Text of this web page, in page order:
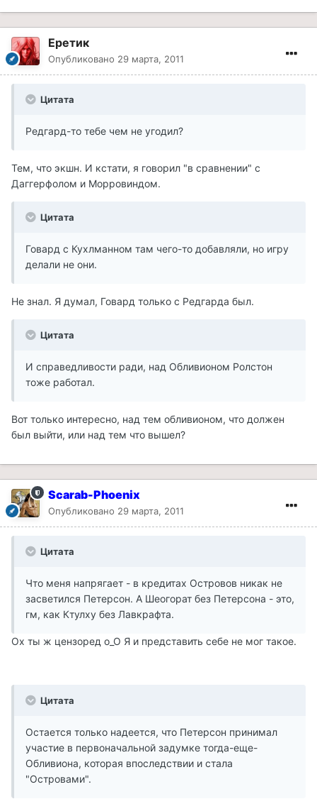
Еретик
Опубликовано 29 марта, 2011
Цитата
Редгард-то тебе чем не угодил?
Тем, что экшн. И кстати, я говорил "в сравнении" с
Даггерфолом и Морровиндом.
Цитата
Говард с Кухлманном там чего-то добавляли, но игру
делали не они.
Не знал. Я думал, Говард только с Редгарда был.
Цитата
И справедливости ради, над Обливионом Ролстон
тоже работал.
Вот только интересно, над тем обливионом, что должен
был выйти, или над тем что вышел?
Scarab-Phoenix
Опубликовано 29 марта, 2011
Цитата
Что меня напрягает - в кредитах Островов никак не
засветился Петерсон. А Шеогорат без Петерсона - это,
гм, как Ктулху без Лавкрафта.
Ох ты ж цензоред о_О Я и представить себе не мог такое.
Цитата
Остается только надеется, что Петерсон принимал
участие в первоначальной задумке тогда-еще-
Обливиона, которая впоследствии и стала
"Островами".